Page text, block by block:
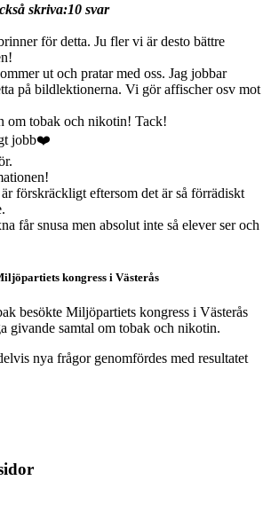
skriva:10 svar
för detta. Ju fler vi är desto bättre
ut och pratar med oss. Jag jobbar
på bildlektionerna. Vi gör affischer osv mot
om tobak och nikotin! Tack!
jobb❤️
förskräckligt eftersom det är så förrädiskt
får snusa men absolut inte så elever ser och
kongress i Västerås
besökte Miljöpartiets kongress i Västerås
givande samtal om tobak och nikotin.
nya frågor genomfördes med resultatet